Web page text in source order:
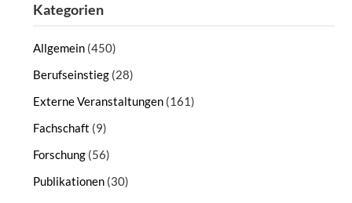
Kategorien
Allgemein (450)
Berufseinstieg (28)
Externe Veranstaltungen (161)
Fachschaft (9)
Forschung (56)
Publikationen (30)